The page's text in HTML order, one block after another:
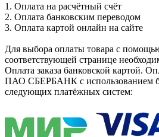
1. Оплата на расчётный счёт
2. Оплата банковским переводом
3. Оплата картой онлайн на сайте
Для выбора оплаты товара с
соответствующей странице
Оплата заказа банковской картой.
ПАО СБЕРБАНК с использованием
следующих платёжных систем: